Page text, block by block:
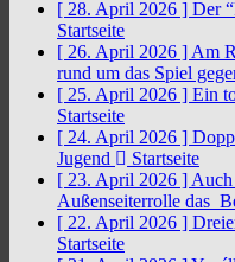
[ 28. April 2026 ] Der
Startseite
[ 26. April 2026 ] Am
rund um das Spiel
[ 25. April 2026 ] Ein
Startseite
[ 24. April 2026 ]
Jugend
Startseite
[ 23. April 2026 ] Auch
Außenseiterrolle das
[ 22. April 2026 ]
Startseite